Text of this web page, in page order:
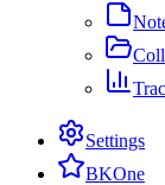
Settings
BKOne